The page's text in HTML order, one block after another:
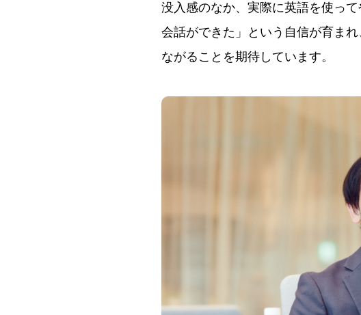
没入感のなか、実際に英語を使っ
会話ができた」という自信が育ま
ながることを期待しています。